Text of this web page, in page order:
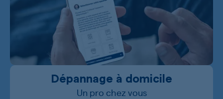
Dépannage à domicile
Un pro chez vous